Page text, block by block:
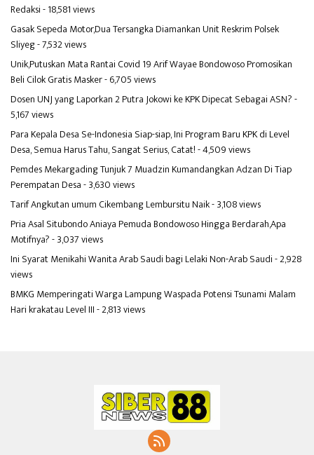
Redaksi- 18,581 views
Gasak Sepeda Motor,Dua Tersangka Diamankan Unit Reskrim Polsek
Sliyeg- 7,532 views
Unik,Putuskan Mata Rantai Covid 19 Arif Wayae Bondowoso Promosikan
Beli Cilok Gratis Masker- 6,705 views
Dosen UNJ yang Laporkan 2 Putra Jokowi ke KPK Dipecat Sebagai ASN?-
5,167 views
Para Kepala Desa Se-Indonesia Siap-siap, Ini Program Baru KPK di Level
Desa, Semua Harus Tahu, Sangat Serius, Catat!- 4,509 views
Pemdes Mekargading Tunjuk 7 Muadzin Kumandangkan Adzan Di Tiap
Perempatan Desa- 3,630 views
Tarif Angkutan umum Cikembang Lembursitu Naik- 3,108 views
Pria Asal Situbondo Aniaya Pemuda Bondowoso Hingga Berdarah,Apa
Motifnya?- 3,037 views
Ini Syarat Menikahi Wanita Arab Saudi bagi Lelaki Non-Arab Saudi- 2,928
views
BMKG Memperingati Warga Lampung Waspada Potensi Tsunami Malam
Hari krakatau Level III- 2,813 views